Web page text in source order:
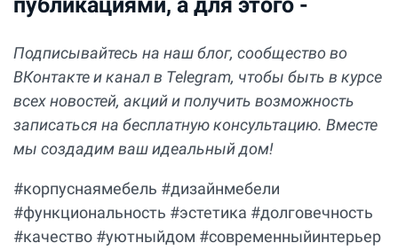
Подписывайтесь на наш блог, сообщество во
ВКонтакте и канал в Telegram, чтобы быть в курсе
всех новостей, акций и получить возможность
записаться на бесплатную консультацию. Вместе
мы создадим ваш идеальный дом!
#корпуснаямебель #дизайнмебели
#функциональность #эстетика #долговечность
#качество #уютныйдом #современныйинтерьер